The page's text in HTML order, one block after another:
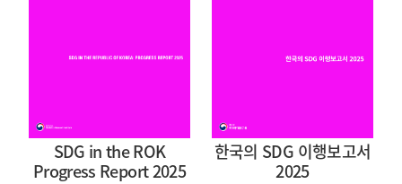
SDG in the ROK
Progress Report 2025
한국의 SDG 이행보고서
2025